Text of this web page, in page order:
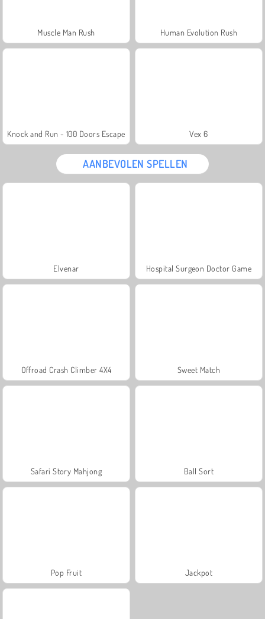
Muscle Man Rush Human Evolution Rush
Knock and Run - 100 Doors Escape Vex 6
AANBEVOLEN SPELLEN
Elvenar Hospital Surgeon Doctor Game
Offroad Crash Climber 4X4 Sweet Match
Safari Story Mahjong Ball Sort
Pop Fruit Jackpot